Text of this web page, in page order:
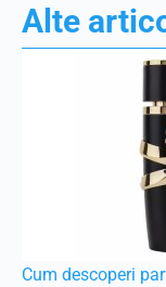
Alte
Cum descoperi